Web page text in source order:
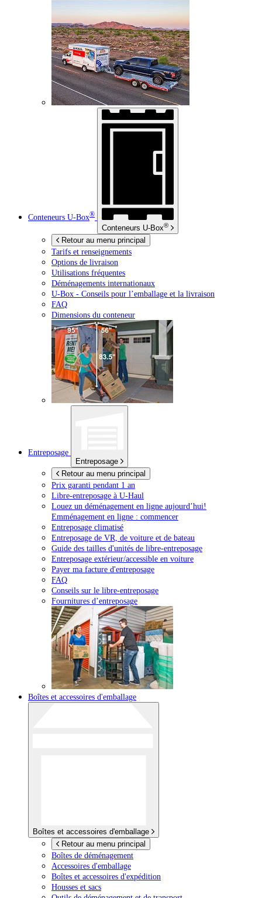
Conteneurs U-Box®
Conteneurs U-Box®
Retour au menu principal
Tarifs et renseignements
Options de livraison
Utilisations fréquentes
Déménagements internationaux
U-Box - Conseils pour l’emballage et la livraison
FAQ
Dimensions du conteneur
Entreposage
Entreposage
Retour au menu principal
Prix garanti pendant 1 an
Libre-entreposage à U-Haul
Louez un déménagement en ligne aujourd’hui!
Emménagement en ligne : commencer
Entreposage climatisé
Entreposage de VR, de voiture et de bateau
Guide des tailles d'unités de libre-entreposage
Entreposage extérieur/accessible en voiture
Payer ma facture d'entreposage
FAQ
Conseils sur le libre-entreposage
Fournitures d’entreposage
Boîtes et accessoires d'emballage
Boîtes et accessoires d'emballage
Retour au menu principal
Boîtes de déménagement
Accessoires d'emballage
Boîtes et accessoires d'expédition
Housses et sacs